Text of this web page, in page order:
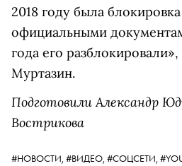
2018 году была
официальными
года его
Муртазин.
Подготовили Александр
Вострикова
#НОВОСТИ, #ВИДЕО, #СОЦСЕТИ,